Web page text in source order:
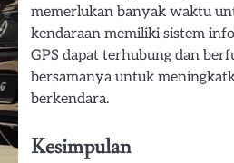
memerlukan banyak waktu
kendaraan memiliki sistem
GPS dapat terhubung dan
bersamanya untuk
berkendara.
Kesimpulan